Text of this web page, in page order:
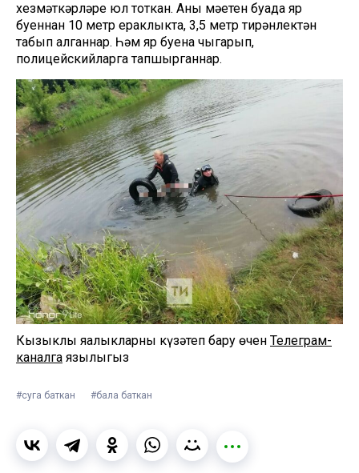
хезмәткәрләре юл тоткан. Аның мәетен буада яр
буеннан 10 метр ераклыкта, 3,5 метр тирәнлектән
табып алганнар. Һәм яр буена чыгарып,
полицейскийларга тапшырганнар.
Кызыклы яңалыкларны күзәтеп бару өчен Телеграм-
каналга язылыгыз
#суга баткан #бала баткан